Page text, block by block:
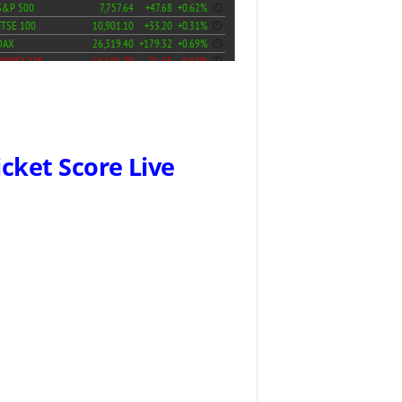
Score Live